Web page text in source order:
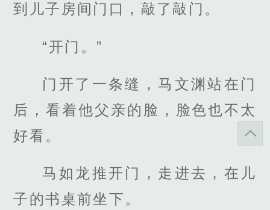
到儿子房间门口，敲了敲门。
“开门。”
门开了一条缝，马文渊站在门
后，看着他父亲的脸，脸色也不太
好看。
马如龙推开门，走进去，在儿
子的书桌前坐下。